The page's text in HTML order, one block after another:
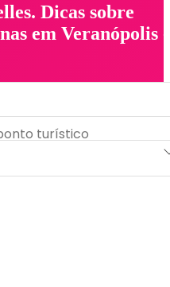
Dicas sobre
em Veranópolis -